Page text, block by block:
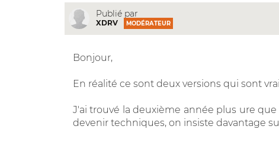
Publié par
XDRV MODÉRATEUR
Bonjour,
En réalité ce sont deux versions qui sont
J'ai trouvé la deuxième année plus ure que
devenir techniques, on insiste davantage